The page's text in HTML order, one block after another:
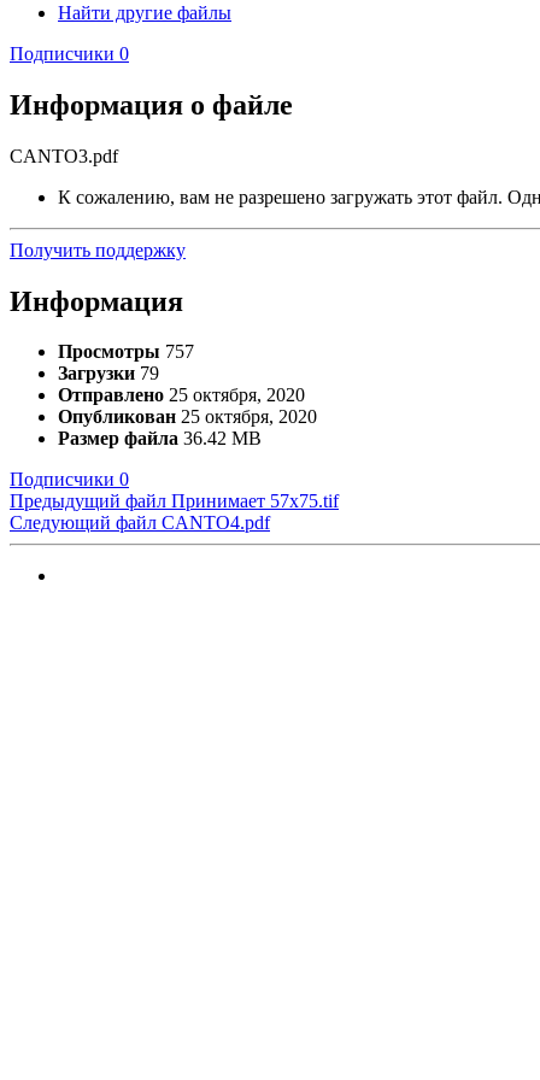
Найти другие файлы
Подписчики 0
Информация о файле
CANTO3.pdf
К сожалению, вам не разрешено загружать этот файл.
Получить поддержку
Информация
Просмотры 757
Загрузки 79
Отправлено 25 октября, 2020
Опубликован 25 октября, 2020
Размер файла 36.42 MB
Подписчики 0
Предыдущий файл Принимает 57х75.tif
Следующий файл CANTO4.pdf